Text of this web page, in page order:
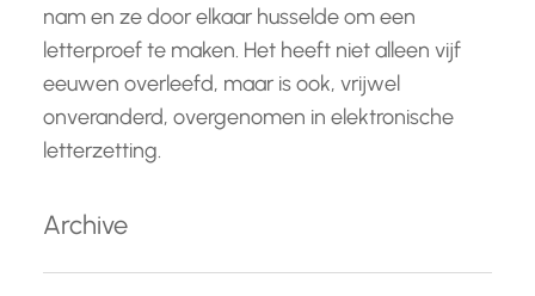
nam en ze door elkaar husselde om een
letterproef te maken. Het heeft niet alleen vijf
eeuwen overleefd, maar is ook, vrijwel
onveranderd, overgenomen in elektronische
letterzetting.
Archive